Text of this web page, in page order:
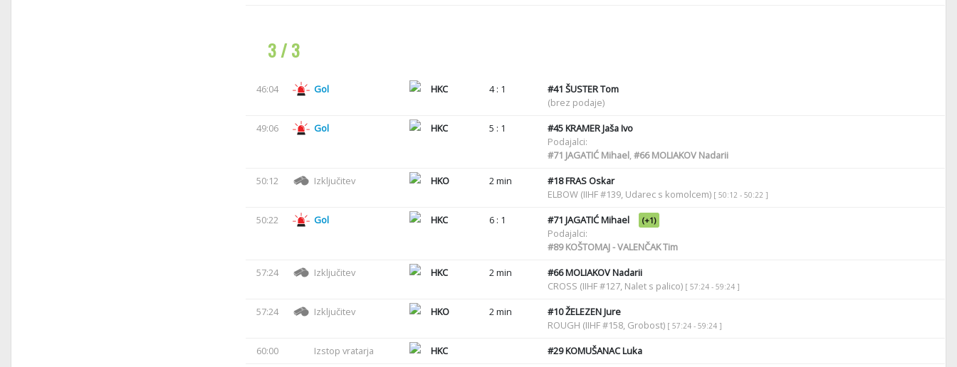
3 / 3
46:04 Gol HKC 4 : 1 #41 ŠUSTER Tom
(brez podaje)
49:06
Gol HKC 5 : 1 #45KRAMER Jaša Ivo
Podajalci:
#71 JAGATIĆ Mihael,#66MOLIAKOV Nadarii
50:12
Izključitev HKO 2 min #18FRAS Oskar
ELBOW (IIHF #139, Udarec s komolcem) [ 50:12 - 50:22 ]
50:22 Gol HKC 6 : 1 #71 JAGATIĆ Mihael (+1)
Podajalci:
#89KOŠTOMAJ - VALENČAK Tim
57:24
Izključitev HKC 2 min #66MOLIAKOV Nadarii
CROSS (IIHF #127, Nalet s palico) [ 57:24 - 59:24 ]
57:24 Izključitev HKO 2 min #10ŽELEZEN Jure
ROUGH (IIHF #158, Grobost) [ 57:24 - 59:24 ]
60:00 Izstop vratarja HKC #29KOMUŠANAC Luka